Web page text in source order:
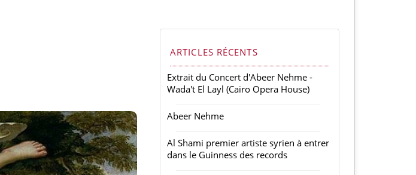
ARTICLES RÉCENTS
Extrait du Concert d'Abeer Nehme -
Wada't El Layl (Cairo Opera House)
Abeer Nehme
Al Shami premier artiste syrien à entrer
dans le Guinness des records